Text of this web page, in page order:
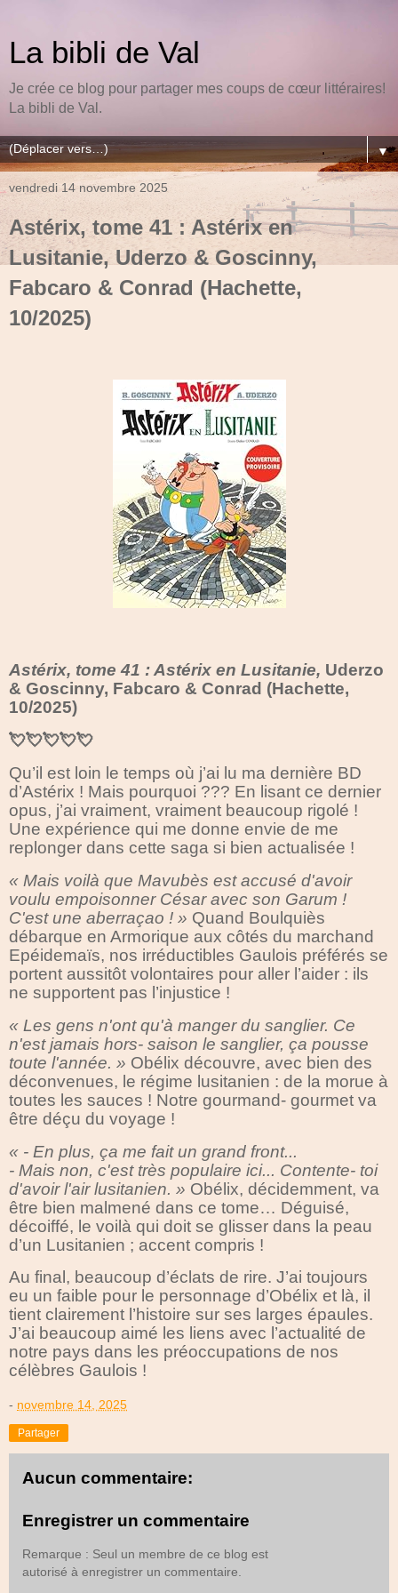
La bibli de Val
Je crée ce blog pour partager mes coups de cœur littéraires!
La bibli de Val.
▼
vendredi 14 novembre 2025
Astérix, tome 41 : Astérix en
Lusitanie, Uderzo & Goscinny,
Fabcaro & Conrad (Hachette,
10/2025)
Astérix, tome 41 : Astérix en Lusitanie, Uderzo
& Goscinny, Fabcaro & Conrad (Hachette,
10/2025)
💘💘💘💘💘
Qu’il est loin le temps où j’ai lu ma dernière BD
d’Astérix ! Mais pourquoi ??? En lisant ce dernier
opus, j’ai vraiment, vraiment beaucoup rigolé !
Une expérience qui me donne envie de me
replonger dans cette saga si bien actualisée !
« Mais voilà que Mavubès est accusé d'avoir
voulu empoisonner César avec son Garum !
C'est une aberraçao ! » Quand Boulquiès
débarque en Armorique aux côtés du marchand
Epéidemaïs, nos irréductibles Gaulois préférés se
portent aussitôt volontaires pour aller l’aider : ils
ne supportent pas l’injustice !
« Les gens n'ont qu'à manger du sanglier. Ce
n'est jamais hors- saison le sanglier, ça pousse
toute l'année. » Obélix découvre, avec bien des
déconvenues, le régime lusitanien : de la morue à
toutes les sauces ! Notre gourmand- gourmet va
être déçu du voyage !
« - En plus, ça me fait un grand front...
- Mais non, c'est très populaire ici... Contente- toi
d'avoir l'air lusitanien. » Obélix, décidemment, va
être bien malmené dans ce tome… Déguisé,
décoiffé, le voilà qui doit se glisser dans la peau
d’un Lusitanien ; accent compris !
Au final, beaucoup d’éclats de rire. J’ai toujours
eu un faible pour le personnage d’Obélix et là, il
tient clairement l’histoire sur ses larges épaules.
J’ai beaucoup aimé les liens avec l’actualité de
notre pays dans les préoccupations de nos
célèbres Gaulois !
- novembre 14, 2025
Partager
Aucun commentaire:
Enregistrer un commentaire
Remarque : Seul un membre de ce blog est
autorisé à enregistrer un commentaire.